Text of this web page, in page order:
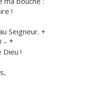
!
Seigneur. +
– *
Dieu !